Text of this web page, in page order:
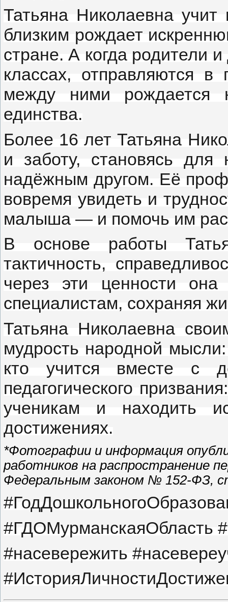
Татьяна Николаевна
близким рождает
стране. А когда родители
классах, отправляются
между ними рождается
единства.
Более 16 лет Татьяна
и заботу, становясь для
надёжным другом. Её
вовремя увидеть и
малыша — и помочь им
В основе работы
тактичность,
через эти ценности
специалистам, сохраняя
Татьяна Николаевна
мудрость народной мысли:
кто учится вместе с
педагогического
ученикам и находить
достижениях.
*Фотографии и информация
работников на распространение
Федеральным законом № 152-ФЗ,
#ГДОМурманскаяОбласть
#насевережить